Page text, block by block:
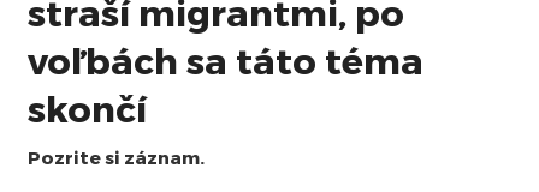
straší migrantmi, po
voľbách sa táto téma
skončí
Pozrite si záznam.